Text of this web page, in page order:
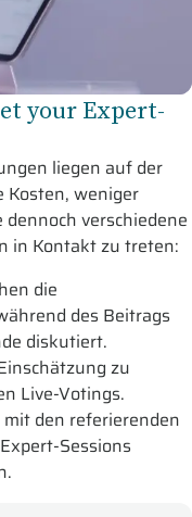
your Expert-
liegen auf der
Kosten, weniger
verschiedene
in Kontakt zu treten:
die
des Beitrags
diskutiert.
zu
Live-Votings.
den referierenden
Sessions